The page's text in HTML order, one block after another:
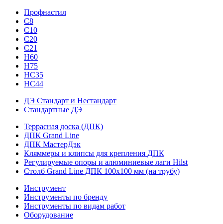
Профнастил
С8
С10
С20
С21
H60
H75
HС35
НС44
ДЭ Стандарт и Нестандарт
Стандартные ДЭ
Террасная доска (ДПК)
ДПК Grand Line
ДПК МастерДэк
Кляммеры и клипсы для крепления ДПК
Регулируемые опоры и алюминиевые лаги Hilst
Столб Grand Line ДПК 100х100 мм (на трубу)
Инструмент
Инструменты по бренду
Инструменты по видам работ
Оборудование